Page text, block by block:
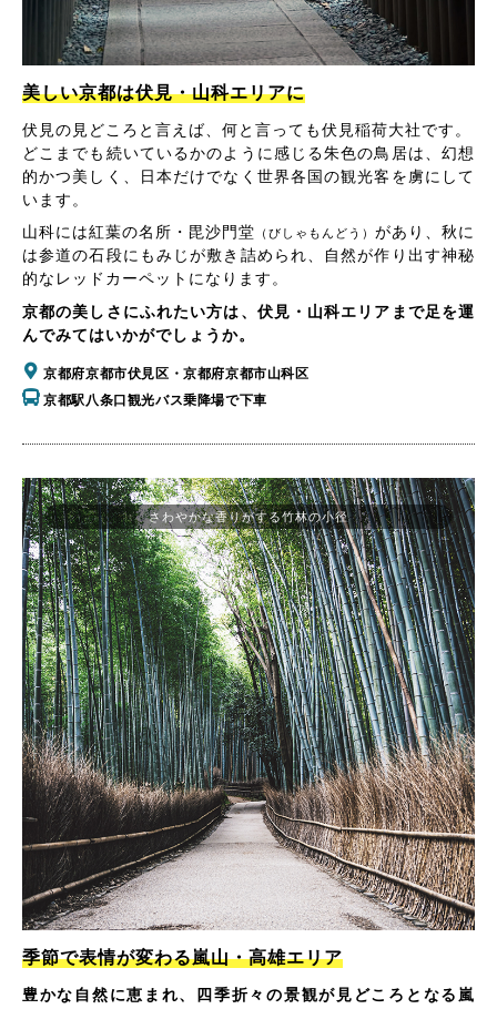
美しい京都は伏見・山科エリアに
伏見の見どころと言えば、何と言っても伏見稲荷大社です。
どこまでも続いているかのように感じる朱色の鳥居は、幻想
的かつ美しく、日本だけでなく世界各国の観光客を虜にして
います。
山科には紅葉の名所・毘沙門堂 （びしゃもんどう） があり、秋に
は参道の石段にもみじが敷き詰められ、自然が作り出す神秘
的なレッドカーペットになります。
京都の美しさにふれたい方は、伏見・山科エリアまで足を運
んでみてはいかがでしょうか。
京都府京都市伏見区・京都府京都市山科区
京都駅八条口観光バス乗降場で下車
さわやかな香りがする竹林の小径
季節で表情が変わる嵐山・高雄エリア
豊かな自然に恵まれ、四季折々の景観が見どころとなる嵐